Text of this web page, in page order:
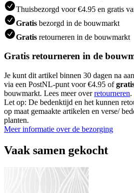
Thuisbezorgd voor €4.95 en gratis
Gratis bezorgd in de bouwmarkt
Gratis retourneren in de bouwmarkt
Gratis retourneren in de
Je kunt dit artikel binnen 30 dagen na
via een PostNL-punt voor €4.95 of
bouwmarkt. Lees meer overretourneren.
Let op: De bedenktijd en het kunnen
op maat gemaakte artikelen en verse/
planten.
Meer informatie over de bezorging
Vaak samen gekocht